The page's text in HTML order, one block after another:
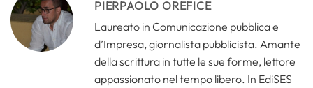
PIERPAOLO OREFICE
Laureato in Comunicazione pubblica e
d’Impresa, giornalista pubblicista. Amante
della scrittura in tutte le sue forme, lettore
appassionato nel tempo libero. In EdiSES